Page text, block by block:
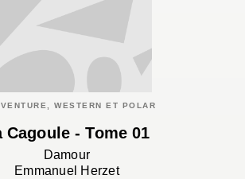
WESTERN ET POLAR
Cagoule - Tome 01
Damour
Emmanuel Herzet